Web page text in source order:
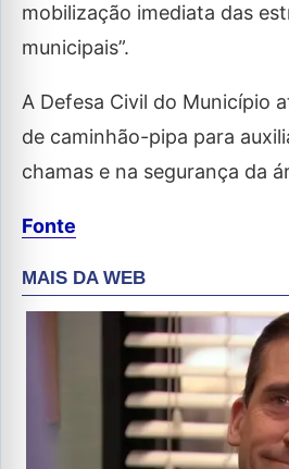
mobilização imediata das
municipais”.
A Defesa Civil do Município
de caminhão-pipa para
chamas e na segurança da
Fonte